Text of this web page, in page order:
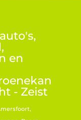
en
- Zeist